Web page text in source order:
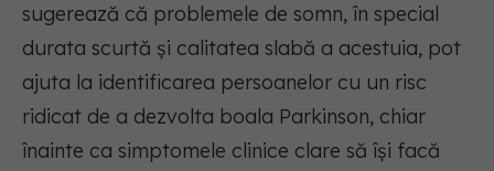
sugerează că problemele de somn, în special
durata scurtă și calitatea slabă a acestuia, pot
ajuta la identificarea persoanelor cu un risc
ridicat de a dezvolta boala Parkinson, chiar
înainte ca simptomele clinice clare să își facă